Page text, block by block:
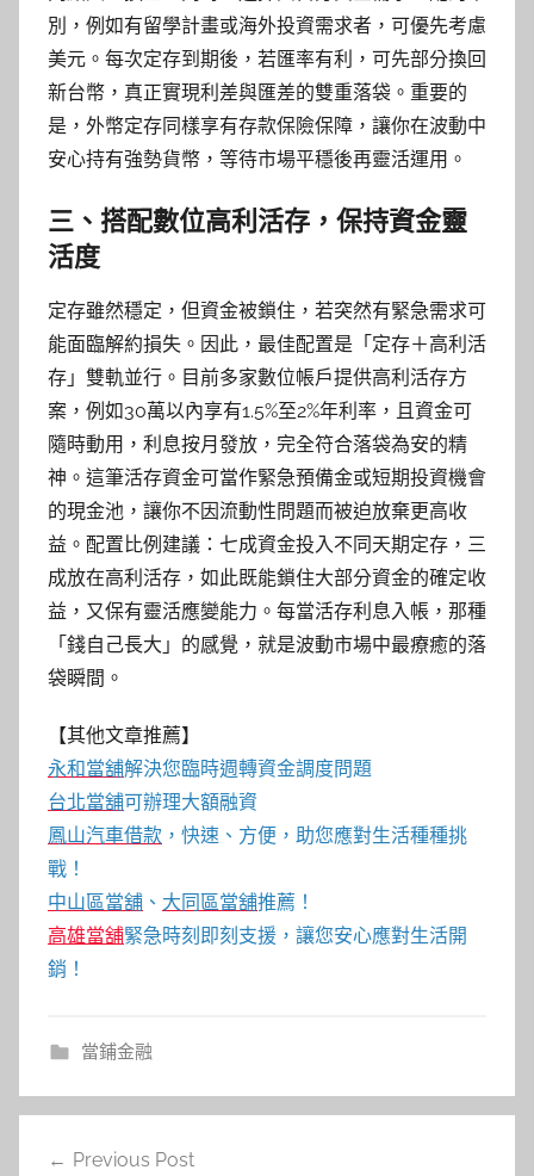
別，例如有留學計畫或海外投資需求者，可優先考慮
美元。每次定存到期後，若匯率有利，可先部分換回
新台幣，真正實現利差與匯差的雙重落袋。重要的
是，外幣定存同樣享有存款保險保障，讓你在波動中
安心持有強勢貨幣，等待市場平穩後再靈活運用。
三、搭配數位高利活存，保持資金靈
活度
定存雖然穩定，但資金被鎖住，若突然有緊急需求可
能面臨解約損失。因此，最佳配置是「定存＋高利活
存」雙軌並行。目前多家數位帳戶提供高利活存方
案，例如30萬以內享有1.5%至2%年利率，且資金可
隨時動用，利息按月發放，完全符合落袋為安的精
神。這筆活存資金可當作緊急預備金或短期投資機會
的現金池，讓你不因流動性問題而被迫放棄更高收
益。配置比例建議：七成資金投入不同天期定存，三
成放在高利活存，如此既能鎖住大部分資金的確定收
益，又保有靈活應變能力。每當活存利息入帳，那種
「錢自己長大」的感覺，就是波動市場中最療癒的落
袋瞬間。
【其他文章推薦】
永和當舖解決您臨時週轉資金調度問題
台北當舖可辦理大額融資
鳳山汽車借款 ，快速、方便，助您應對生活種種挑
戰！
中山區當舖 、 大同區當舖推薦！
高雄當舖緊急時刻即刻支援，讓您安心應對生活開
銷！
當鋪金融
Previous Post